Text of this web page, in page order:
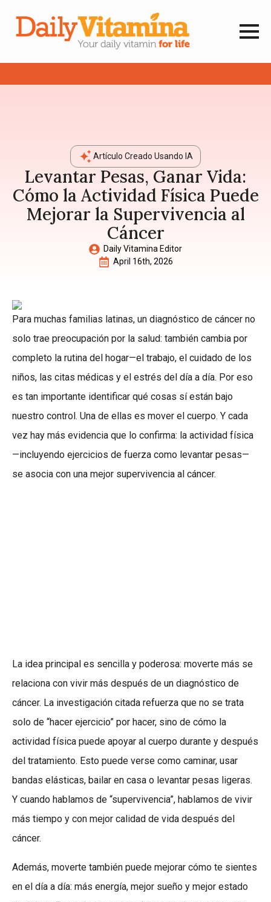
Artículo Creado Usando IA
Levantar Pesas, Ganar Vida:
Cómo la Actividad Física Puede
Mejorar la Supervivencia al
Cáncer
Daily Vitamina Editor
April 16th, 2026
Para muchas familias latinas, un diagnóstico de cáncer no
solo trae preocupación por la salud: también cambia por
completo la rutina del hogar—el trabajo, el cuidado de los
niños, las citas médicas y el estrés del día a día. Por eso
es tan importante identificar qué cosas sí están bajo
nuestro control. Una de ellas es mover el cuerpo. Y cada
vez hay más evidencia que lo confirma: la actividad física
—incluyendo ejercicios de fuerza como levantar pesas—
se asocia con una mejor supervivencia al cáncer.
La idea principal es sencilla y poderosa: moverte más se
relaciona con vivir más después de un diagnóstico de
cáncer. La investigación citada refuerza que no se trata
solo de “hacer ejercicio” por hacer, sino de cómo la
actividad física puede apoyar al cuerpo durante y después
del tratamiento. Esto puede verse como caminar, usar
bandas elásticas, bailar en casa o levantar pesas ligeras.
Y cuando hablamos de “supervivencia”, hablamos de vivir
más tiempo y con mejor calidad de vida después del
cáncer.
Además, moverte también puede mejorar cómo te sientes
en el día a día: más energía, mejor sueño y mejor estado